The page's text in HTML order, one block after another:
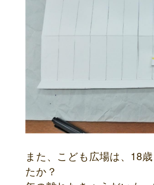
また、こども広場は、18
たか？